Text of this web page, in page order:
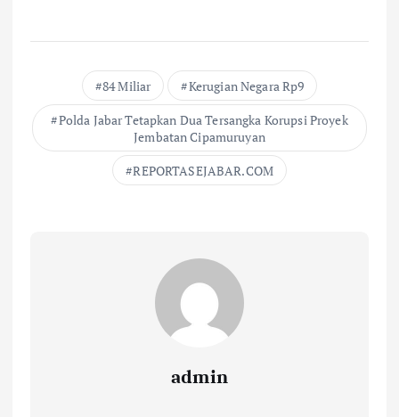
84 Miliar
Kerugian Negara Rp9
Polda Jabar Tetapkan Dua Tersangka Korupsi Proyek
Jembatan Cipamuruyan
REPORTASEJABAR.COM
admin